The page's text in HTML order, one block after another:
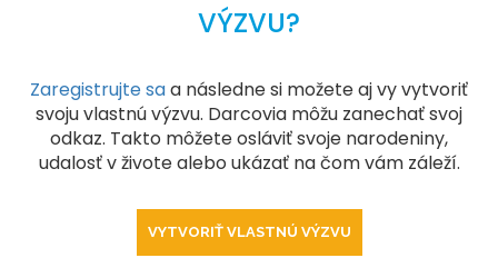
VÝZVU?
Zaregistrujte saa následne si možete aj vy vytvoriť
svoju vlastnú výzvu. Darcovia môžu zanechať svoj
odkaz. Takto môžete osláviť svoje narodeniny,
udalosť v živote alebo ukázať na čom vám záleží.
VYTVORIŤ VLASTNÚ VÝZVU